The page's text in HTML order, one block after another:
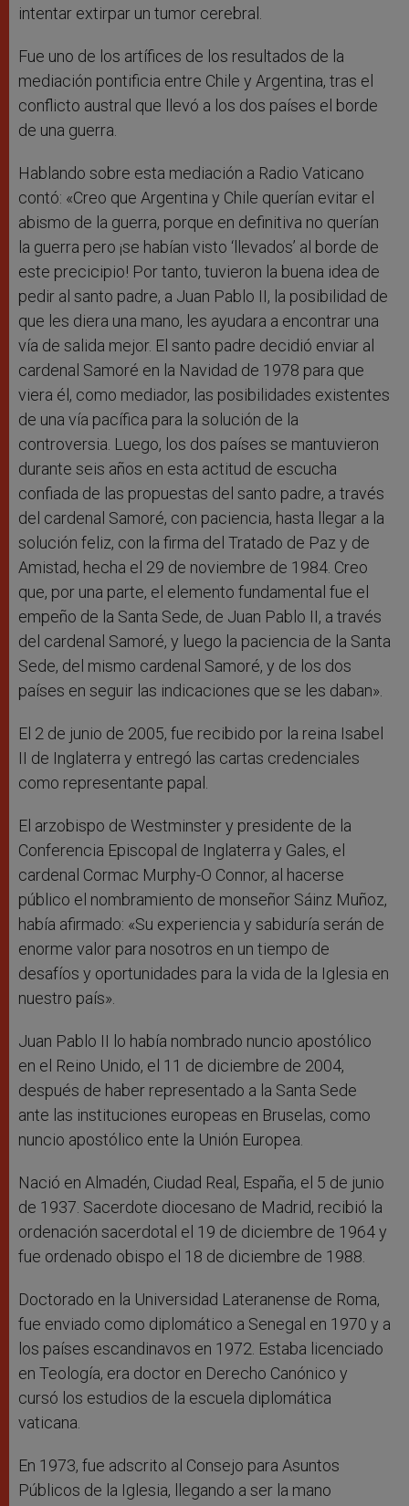
intentar extirpar un tumor cerebral.
Fue uno de los artífices de los resultados de la
mediación pontificia entre Chile y Argentina, tras el
conflicto austral que llevó a los dos países el borde
de una guerra.
Hablando sobre esta mediación a Radio Vaticano
contó: «Creo que Argentina y Chile querían evitar el
abismo de la guerra, porque en definitiva no querían
la guerra pero ¡se habían visto ‘llevados’ al borde de
este precicipio! Por tanto, tuvieron la buena idea de
pedir al santo padre, a Juan Pablo II, la posibilidad de
que les diera una mano, les ayudara a encontrar una
vía de salida mejor. El santo padre decidió enviar al
cardenal Samoré en la Navidad de 1978 para que
viera él, como mediador, las posibilidades existentes
de una vía pacífica para la solución de la
controversia. Luego, los dos países se mantuvieron
durante seis años en esta actitud de escucha
confiada de las propuestas del santo padre, a través
del cardenal Samoré, con paciencia, hasta llegar a la
solución feliz, con la firma del Tratado de Paz y de
Amistad, hecha el 29 de noviembre de 1984. Creo
que, por una parte, el elemento fundamental fue el
empeño de la Santa Sede, de Juan Pablo II, a través
del cardenal Samoré, y luego la paciencia de la Santa
Sede, del mismo cardenal Samoré, y de los dos
países en seguir las indicaciones que se les daban».
El 2 de junio de 2005, fue recibido por la reina Isabel
II de Inglaterra y entregó las cartas credenciales
como representante papal.
El arzobispo de Westminster y presidente de la
Conferencia Episcopal de Inglaterra y Gales, el
cardenal Cormac Murphy-O Connor, al hacerse
público el nombramiento de monseñor Sáinz Muñoz,
había afirmado: «Su experiencia y sabiduría serán de
enorme valor para nosotros en un tiempo de
desafíos y oportunidades para la vida de la Iglesia en
nuestro país».
Juan Pablo II lo había nombrado nuncio apostólico
en el Reino Unido, el 11 de diciembre de 2004,
después de haber representado a la Santa Sede
ante las instituciones europeas en Bruselas, como
nuncio apostólico ente la Unión Europea.
Nació en Almadén, Ciudad Real, España, el 5 de junio
de 1937. Sacerdote diocesano de Madrid, recibió la
ordenación sacerdotal el 19 de diciembre de 1964 y
fue ordenado obispo el 18 de diciembre de 1988.
Doctorado en la Universidad Lateranense de Roma,
fue enviado como diplomático a Senegal en 1970 y a
los países escandinavos en 1972. Estaba licenciado
en Teología, era doctor en Derecho Canónico y
cursó los estudios de la escuela diplomática
vaticana.
En 1973, fue adscrito al Consejo para Asuntos
Públicos de la Iglesia, llegando a ser la mano